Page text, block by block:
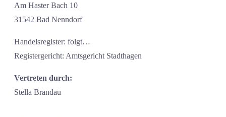
Am Haster Bach 10
31542 Bad Nenndorf
Handelsregister: folgt…
Registergericht: Amtsgericht Stadthagen
Vertreten durch:
Stella Brandau